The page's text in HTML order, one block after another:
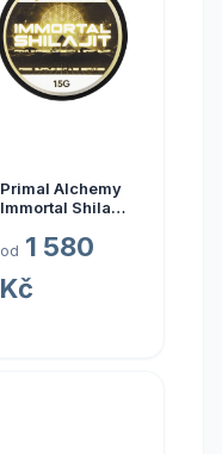
Primal Alchemy
Immortal Shilajit
gramů
od 1 580
Kč